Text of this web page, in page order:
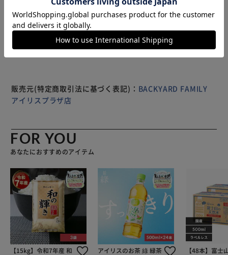
※スキミング防止カードではありません。 【商品配送につ
いて】 配送番号なしの配送になります。
もっと見る
※製品は予告なく仕様を変更する場合がございます。あらか
じめご了承ください。
販売元(特定商取引法に基づく表記)： BACKYARD FAMILY
アイリスプラザ店
FOR YOU
あなたにおすすめのアイテム
【15kg】令和7年産 和
アイリスのお茶 綠 緑茶
【48本】富士